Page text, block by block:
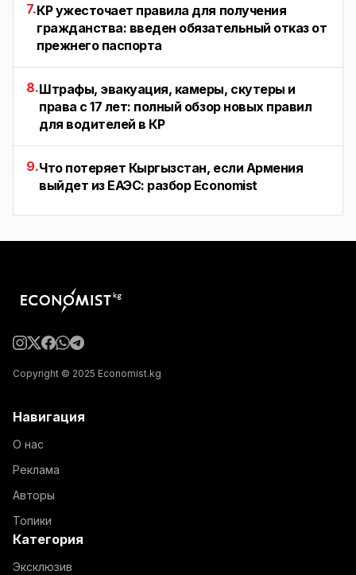
7.КР ужесточает правила для получения
гражданства: введен обязательный отказ от
прежнего паспорта
8.Штрафы, эвакуация, камеры, скутеры и
права с 17 лет: полный обзор новых правил
для водителей в КР
9.Что потеряет Кыргызстан, если Армения
выйдет из ЕАЭС: разбор Economist
Copyright © 2025 Economist.kg
Навигация
О нас
Реклама
Авторы
Топики
Категория
Эксклюзив